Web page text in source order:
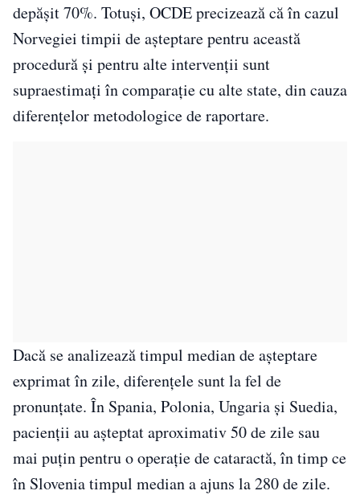
depășit 70%. Totuși, OCDE precizează că în cazul
Norvegiei timpii de așteptare pentru această
procedură și pentru alte intervenții sunt
supraestimați în comparație cu alte state, din cauza
diferențelor metodologice de raportare.
Dacă se analizează timpul median de așteptare
exprimat în zile, diferențele sunt la fel de
pronunțate. În Spania, Polonia, Ungaria și Suedia,
pacienții au așteptat aproximativ 50 de zile sau
mai puțin pentru o operație de cataractă, în timp ce
în Slovenia timpul median a ajuns la 280 de zile.